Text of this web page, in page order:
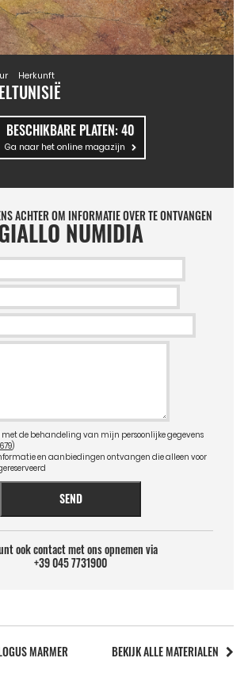
Herkunft
TUNISIË
BESCHIKBARE PLATEN:40
Ga naar het online magazijn
ACHTER OM INFORMATIE OVER TE ONTVANGEN
NUMIDIA
met de behandeling van mijn persoonlijke gegevens
)
en aanbiedingen ontvangen die alleen voor
SEND
ook contact met ons opnemen via
+39 045 7731900
MARMER BEKIJK ALLE MATERIALEN